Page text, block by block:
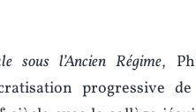
sous l’Ancien Régime,
progressive